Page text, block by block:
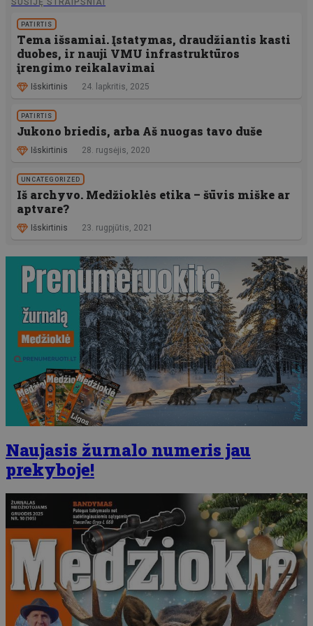
SUSIJĘ STRAIPSNIAI
PATIRTIS
Tema išsamiai. Įstatymas, draudžiantis kasti
duobes, ir nauji VMU infrastruktūros
įrengimo reikalavimai
Išskirtinis 24. lapkritis, 2025
PATIRTIS
Jukono briedis, arba Aš nuogas tavo duše
Išskirtinis 28. rugsėjis, 2020
UNCATEGORIZED
Iš archyvo. Medžioklės etika – šūvis miške ar
aptvare?
Išskirtinis 23. rugpjūtis, 2021
Naujasis žurnalo numeris jau
prekyboje!